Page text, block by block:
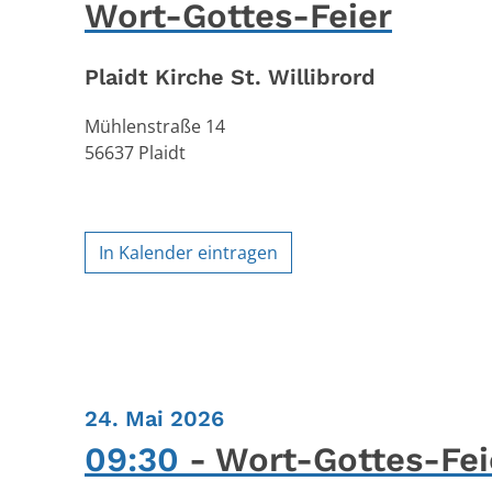
Wort-Gottes-Feier
Plaidt Kirche St. Willibrord
Mühlenstraße 14
56637 Plaidt
In Kalender eintragen
24. Mai 2026:
09:30 Wort-Gottes-